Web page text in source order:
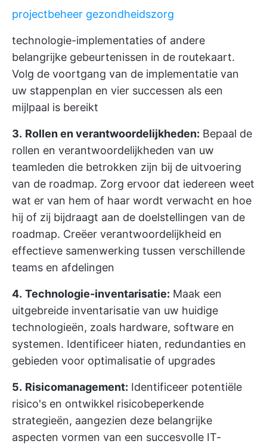
projectbeheer gezondheidszorg
technologie-implementaties of andere
belangrijke gebeurtenissen in de routekaart.
Volg de voortgang van de implementatie van
uw stappenplan en vier successen als een
mijlpaal is bereikt
3. Rollen en verantwoordelijkheden: Bepaal de
rollen en verantwoordelijkheden van uw
teamleden die betrokken zijn bij de uitvoering
van de roadmap. Zorg ervoor dat iedereen weet
wat er van hem of haar wordt verwacht en hoe
hij of zij bijdraagt aan de doelstellingen van de
roadmap. Creëer verantwoordelijkheid en
effectieve samenwerking tussen verschillende
teams en afdelingen
4. Technologie-inventarisatie: Maak een
uitgebreide inventarisatie van uw huidige
technologieën, zoals hardware, software en
systemen. Identificeer hiaten, redundanties en
gebieden voor optimalisatie of upgrades
5. Risicomanagement: Identificeer potentiële
risico's en ontwikkel risicobeperkende
strategieën, aangezien deze belangrijke
aspecten vormen van een succesvolle IT-